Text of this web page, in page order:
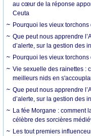
au cœur de la réponse
Ceuta
Pourquoi les vieux
Que peut nous apprendre
d’alerte, sur la gestion des
Pourquoi les vieux
Vie sexuelle des rainettes :
meilleurs nids en
Que peut nous apprendre
d’alerte, sur la gestion des
La fée Morgane : comment
célèbre des sorcières
Les tout premiers